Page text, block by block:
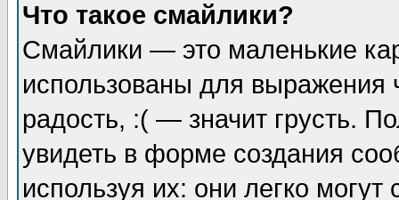
Что такое смайлики?
Смайлики — это маленькие
использованы для
радость, :( — значит грусть.
увидеть в форме создания
используя их: они легко